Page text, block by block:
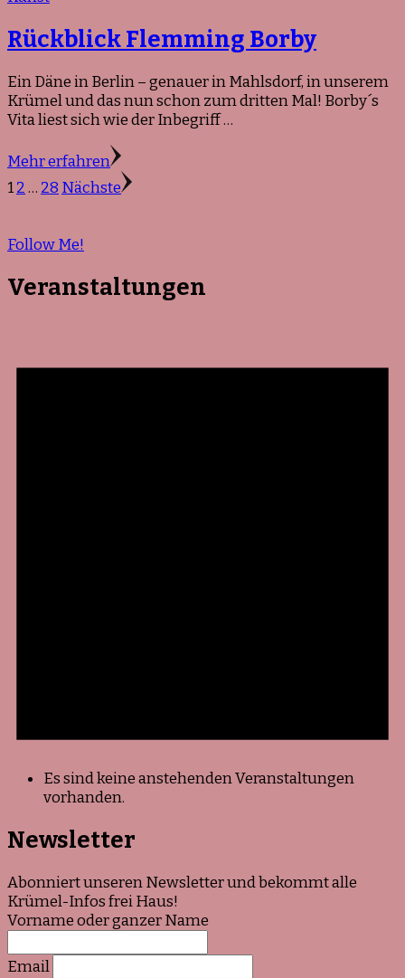
Rückblick Flemming Borby
Ein Däne in Berlin – genauer in Mahlsdorf, in unserem
Krümel und das nun schon zum dritten Mal! Borby´s
Vita liest sich wie der Inbegriff …
Mehr erfahren
Seitennummerierung
Beiträge
Seite
1Seite
2… Seite
28 Nächste
Follow Me!
Veranstaltungen
Es sind keine anstehenden Veranstaltungen
vorhanden.
Newsletter
Abonniert unseren Newsletter und bekommt alle
Krümel-Infos frei Haus!
Vorname oder ganzer Name
Email